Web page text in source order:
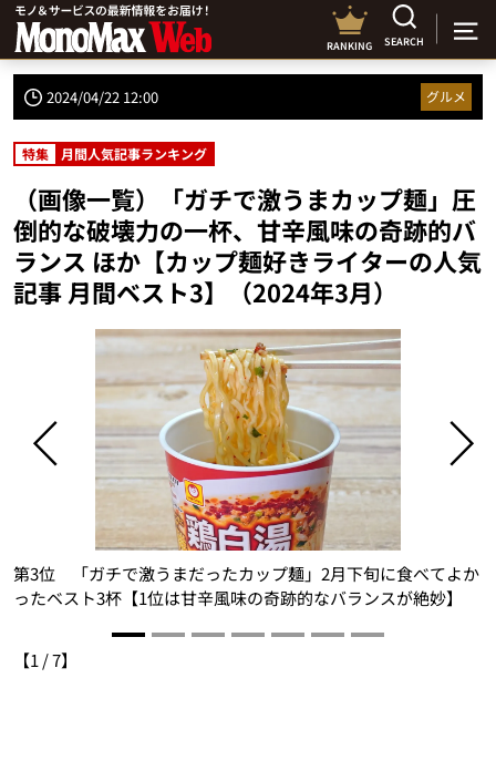
RANKING SEARCH
2024/04/22 12:00 グルメ
特集 月間人気記事ランキング
（画像一覧）「ガチで激うまカップ麺」圧
倒的な破壊力の一杯、甘辛風味の奇跡的バ
ランス ほか【カップ麺好きライターの人気
記事 月間ベスト3】（2024年3月）
第3位 「ガチで激うまだったカップ麺」2月下旬に食べてよか
ったベスト3杯【1位は甘辛風味の奇跡的なバランスが絶妙】
【1 /7】